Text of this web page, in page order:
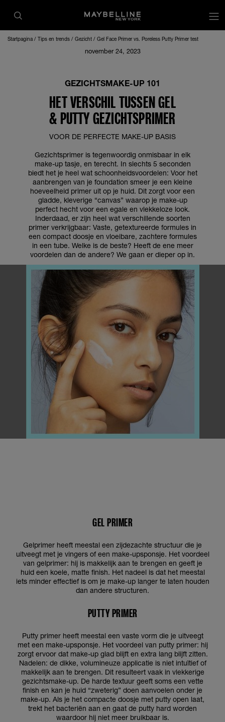
Startpagina Tips en trends Gezicht Gel Face Primer vs. Poreless Putty Primer test
november 24, 2023
GEZICHTSMAKE-UP 101
HET VERSCHIL TUSSEN GEL
& PUTTY GEZICHTSPRIMER
VOOR DE PERFECTE MAKE-UP BASIS
Gezichtsprimer is tegenwoordig onmisbaar in elk
make-up tasje, en terecht. In slechts 5 seconden
biedt het je heel wat schoonheidsvoordelen: Voor het
aanbrengen van je foundation smeer je een kleine
hoeveelheid primer uit op je huid. Dit zorgt voor een
gladde, kleverige “canvas” waarop je make-up
perfect hecht voor een egale en vlekkeloze look.
Inderdaad, er zijn heel wat verschillende soorten
primer verkrijgbaar: Vaste, getextureerde formules in
een compact doosje en vloeibare, zachtere formules
in een tube. Welke is de beste? Heeft de ene meer
voordelen dan de andere? We gaan er dieper op in.
GEL PRIMER
Gelprimer heeft meestal een zijdezachte structuur die je
uitveegt met je vingers of een make-upsponsje. Het voordeel
van gelprimer: hij is makkelijk aan te brengen en geeft je
huid een koele, matte finish. Het nadeel is dat het meestal
iets minder effectief is om je make-up langer te laten houden
dan andere structuren.
PUTTY PRIMER
Putty primer heeft meestal een vaste vorm die je uitveegt
met een make-upsponsje. Het voordeel van putty primer: hij
zorgt ervoor dat make-up glad blijft en extra lang blijft zitten.
Nadelen: de dikke, volumineuze applicatie is niet intuïtief of
makkelijk aan te brengen. Dit resulteert vaak in vlekkerige
gezichtsmake-up. De harde textuur geeft soms een vette
finish en kan je huid “zweterig” doen aanvoelen onder je
make-up. Als je het compacte doosje met putty open laat,
trekt het bacteriën aan en gaat de putty hard worden
waardoor hij niet meer bruikbaar is.